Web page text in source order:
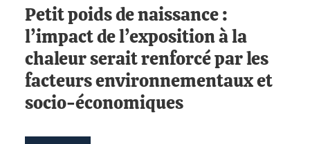
Petit poids de naissance :
l’impact de l’exposition à la
chaleur serait renforcé par les
facteurs environnementaux et
socio-économiques